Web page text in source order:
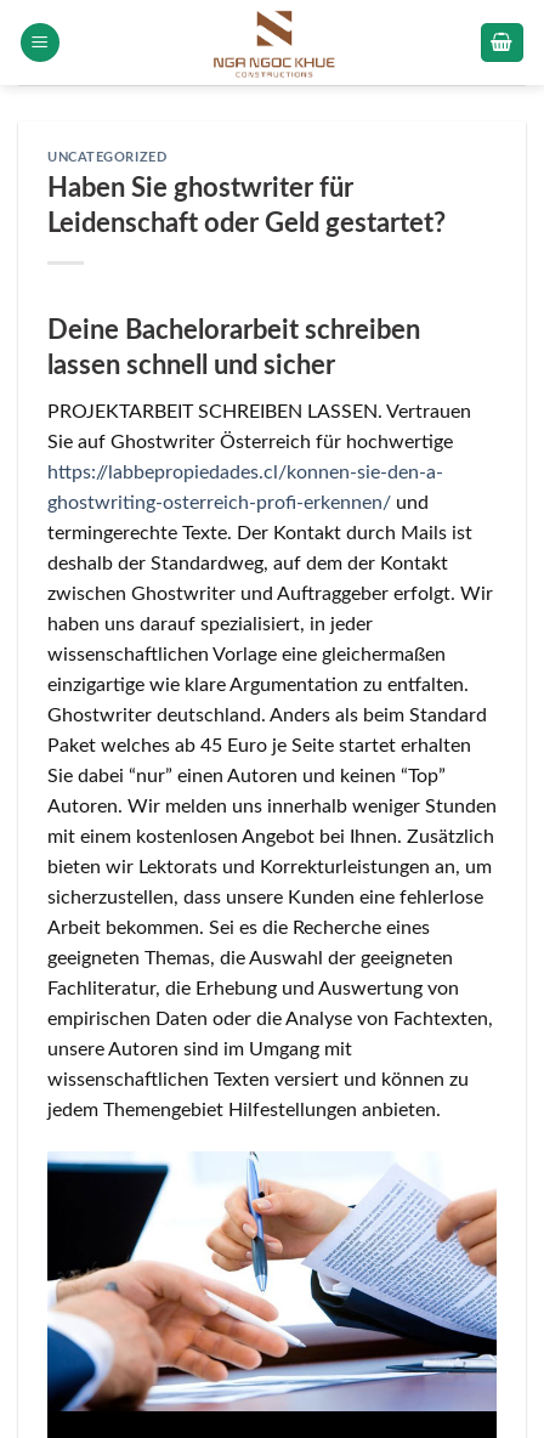
UNCATEGORIZED
Haben Sie ghostwriter für
Leidenschaft oder Geld gestartet?
Deine Bachelorarbeit schreiben
lassen schnell und sicher
PROJEKTARBEIT SCHREIBEN LASSEN. Vertrauen
Sie auf Ghostwriter Österreich für hochwertige
https://labbepropiedades.cl/konnen-sie-den-a-
ghostwriting-osterreich-profi-erkennen/ und
termingerechte Texte. Der Kontakt durch Mails ist
deshalb der Standardweg, auf dem der Kontakt
zwischen Ghostwriter und Auftraggeber erfolgt. Wir
haben uns darauf spezialisiert, in jeder
wissenschaftlichen Vorlage eine gleichermaßen
einzigartige wie klare Argumentation zu entfalten.
Ghostwriter deutschland. Anders als beim Standard
Paket welches ab 45 Euro je Seite startet erhalten
Sie dabei “nur” einen Autoren und keinen “Top”
Autoren. Wir melden uns innerhalb weniger Stunden
mit einem kostenlosen Angebot bei Ihnen. Zusätzlich
bieten wir Lektorats und Korrekturleistungen an, um
sicherzustellen, dass unsere Kunden eine fehlerlose
Arbeit bekommen. Sei es die Recherche eines
geeigneten Themas, die Auswahl der geeigneten
Fachliteratur, die Erhebung und Auswertung von
empirischen Daten oder die Analyse von Fachtexten,
unsere Autoren sind im Umgang mit
wissenschaftlichen Texten versiert und können zu
jedem Themengebiet Hilfestellungen anbieten.